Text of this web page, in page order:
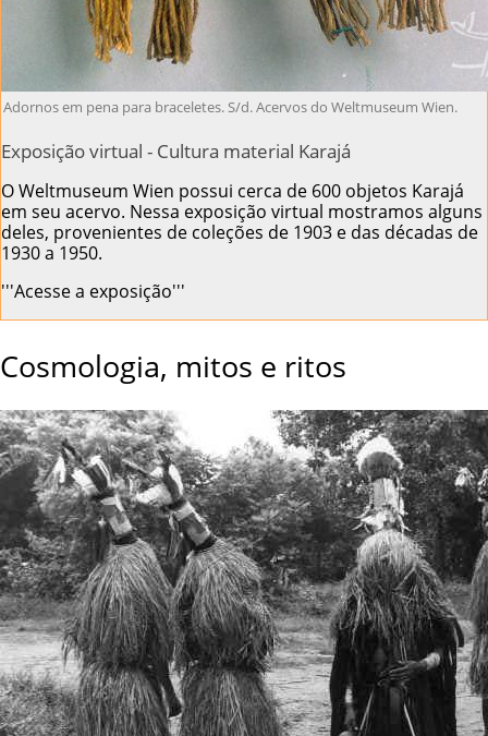
Adornos em pena para braceletes. S/d. Acervos do Weltmuseum Wien.
Exposição virtual - Cultura material Karajá
O Weltmuseum Wien possui cerca de 600 objetos Karajá
em seu acervo. Nessa exposição virtual mostramos alguns
deles, provenientes de coleções de 1903 e das décadas de
1930 a 1950.
'''Acesse a exposição'''
Cosmologia, mitos e ritos